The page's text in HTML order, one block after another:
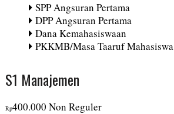
SPP Angsuran Pertama
DPP Angsuran Pertama
Dana Kemahasiswaan
PKKMB/Masa Taaruf Mahasiswa
S1 Manajemen
Rp400.000 Non Reguler